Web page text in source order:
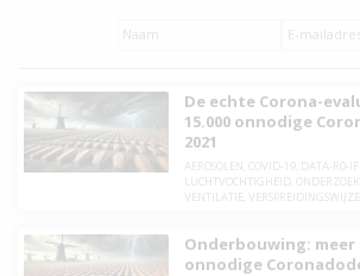
Naam
E-
De echte Corona-
15.000 onnodige
2021
AEROSOLEN COVID-19, DATA-R0-
LUCHTVOCHTIGHEID, ONDERZOEK
VENTILATIE
Onderbouwing: meer
onnodige